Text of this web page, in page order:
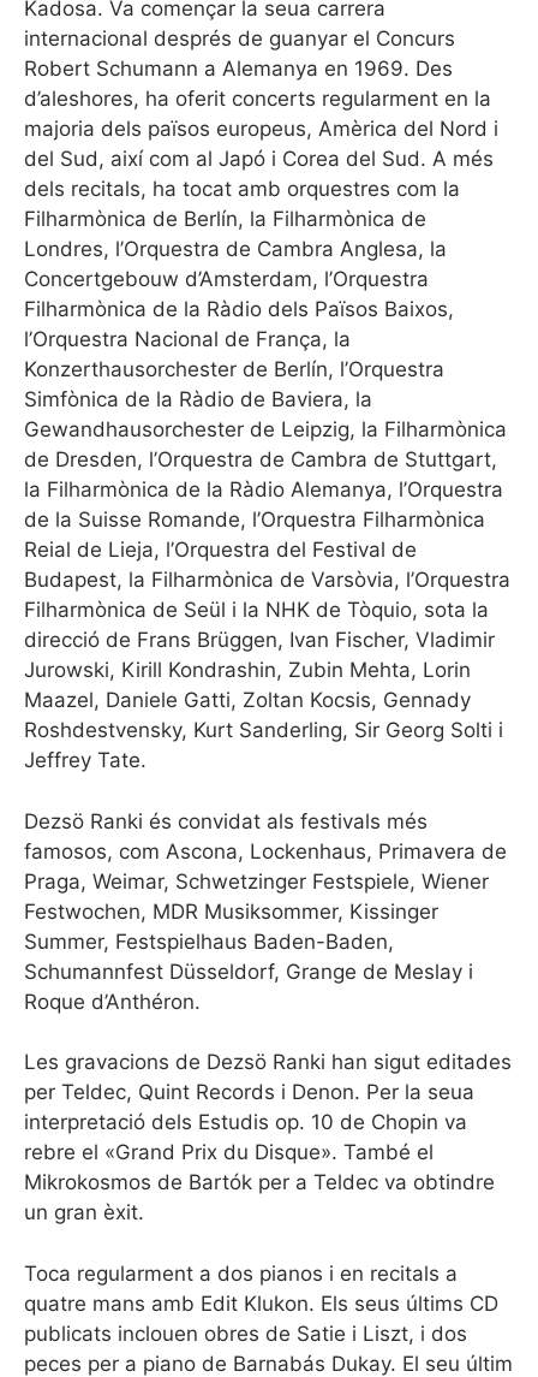
Kadosa. Va començar la seua carrera
internacional després de guanyar el Concurs
Robert Schumann a Alemanya en 1969. Des
d’aleshores, ha oferit concerts regularment en la
majoria dels països europeus, Amèrica del Nord i
del Sud, així com al Japó i Corea del Sud. A més
dels recitals, ha tocat amb orquestres com la
Filharmònica de Berlín, la Filharmònica de
Londres, l’Orquestra de Cambra Anglesa, la
Concertgebouw d’Amsterdam, l’Orquestra
Filharmònica de la Ràdio dels Països Baixos,
l’Orquestra Nacional de França, la
Konzerthausorchester de Berlín, l’Orquestra
Simfònica de la Ràdio de Baviera, la
Gewandhausorchester de Leipzig, la Filharmònica
de Dresden, l’Orquestra de Cambra de Stuttgart,
la Filharmònica de la Ràdio Alemanya, l’Orquestra
de la Suisse Romande, l’Orquestra Filharmònica
Reial de Lieja, l’Orquestra del Festival de
Budapest, la Filharmònica de Varsòvia, l’Orquestra
Filharmònica de Seül i la NHK de Tòquio, sota la
direcció de Frans Brüggen, Ivan Fischer, Vladimir
Jurowski, Kirill Kondrashin, Zubin Mehta, Lorin
Maazel, Daniele Gatti, Zoltan Kocsis, Gennady
Roshdestvensky, Kurt Sanderling, Sir Georg Solti i
Jeffrey Tate.
Dezsö Ranki és convidat als festivals més
famosos, com Ascona, Lockenhaus, Primavera de
Praga, Weimar, Schwetzinger Festspiele, Wiener
Festwochen, MDR Musiksommer, Kissinger
Summer, Festspielhaus Baden-Baden,
Schumannfest Düsseldorf, Grange de Meslay i
Roque d’Anthéron.
Les gravacions de Dezsö Ranki han sigut editades
per Teldec, Quint Records i Denon. Per la seua
interpretació dels Estudis op. 10 de Chopin va
rebre el «Grand Prix du Disque». També el
Mikrokosmos de Bartók per a Teldec va obtindre
un gran èxit.
Toca regularment a dos pianos i en recitals a
quatre mans amb Edit Klukon. Els seus últims CD
publicats inclouen obres de Satie i Liszt, i dos
peces per a piano de Barnabás Dukay. El seu últim